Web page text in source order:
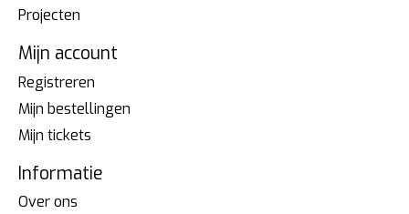
Projecten
Mijn account
Registreren
Mijn bestellingen
Mijn tickets
Informatie
Over ons